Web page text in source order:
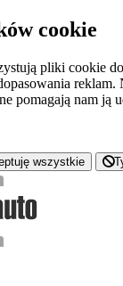
cookie
pliki cookie
reklam.
pomagają nam ją
wszystkie